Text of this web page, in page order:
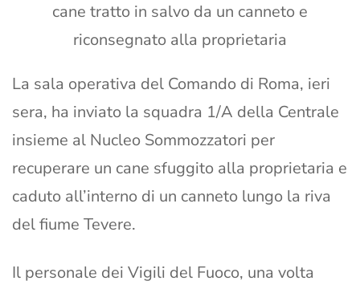
cane tratto in salvo da un canneto e
riconsegnato alla proprietaria
La sala operativa del Comando di Roma, ieri
sera, ha inviato la squadra 1/A della Centrale
insieme al Nucleo Sommozzatori per
recuperare un cane sfuggito alla proprietaria e
caduto all’interno di un canneto lungo la riva
del fiume Tevere.
Il personale dei Vigili del Fuoco, una volta